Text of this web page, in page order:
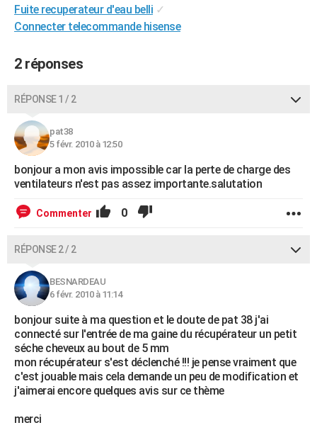
FORUM
Fuite recuperateur d'eau belli ✓
Connecter telecommande hisense
2 réponses
RÉPONSE 1 / 2
pat38
5 févr. 2010 à 12:50
bonjour a mon avis impossible car la perte de charge des
ventilateurs n'est pas assez importante.salutation
Commenter 0
RÉPONSE 2 / 2
BESNARDEAU
6 févr. 2010 à 11:14
bonjour suite à ma question et le doute de pat 38 j'ai
connecté sur l'entrée de ma gaine du récupérateur un petit
séche cheveux au bout de 5 mm
mon récupérateur s'est déclenché !!! je pense vraiment que
c'est jouable mais cela demande un peu de modification et
j'aimerai encore quelques avis sur ce thème
merci